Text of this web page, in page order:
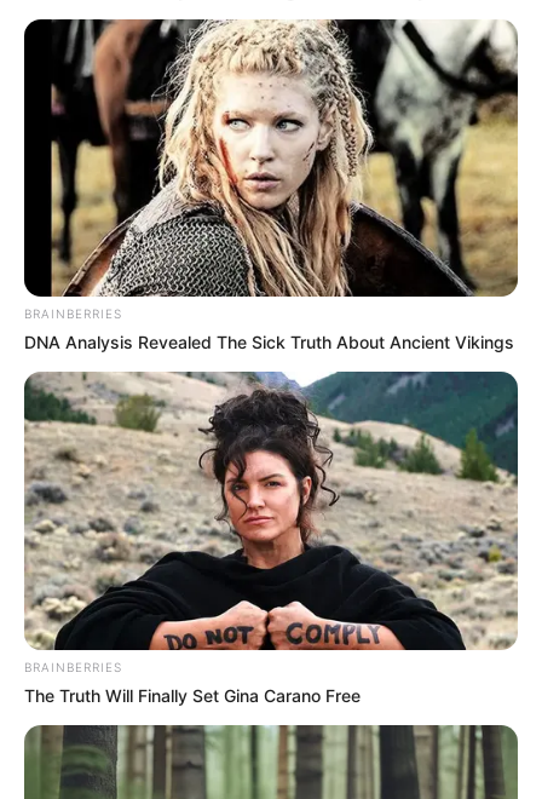
BRAINBERRIES
DNA Analysis Revealed The Sick Truth About Ancient Vikings
BRAINBERRIES
The Truth Will Finally Set Gina Carano Free